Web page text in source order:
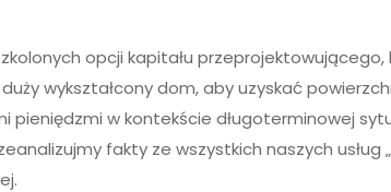
opcji kapitału
wykształcony dom, aby uzyskać
pieniędzmi w kontekście długoterminowej
fakty ze wszystkich naszych